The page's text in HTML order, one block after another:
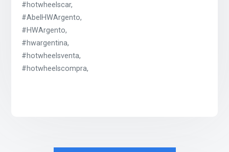
#hotwheelscar,
#AbelHWArgento,
#HWArgento,
#hwargentina,
#hotwheelsventa,
#hotwheelscompra,